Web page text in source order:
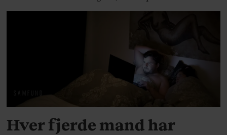
Hver fjerde mand har